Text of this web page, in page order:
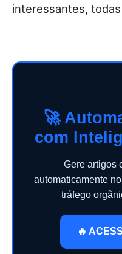
interessantes,
🚀
com
Gere artigos
automaticamente
tráfego
🔥